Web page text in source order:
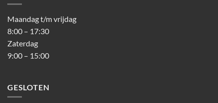
Maandag t/m vrijdag
8:00 – 17:30
Zaterdag
9:00 – 15:00
GESLOTEN